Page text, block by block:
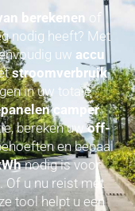
berekenen
nodig heeft? Met
uw accu
stroomverbruik
in uw totale
camper
bereken uwoff-
en bepaal
nodig is voor
Of u nu reist met
tool helpt u een